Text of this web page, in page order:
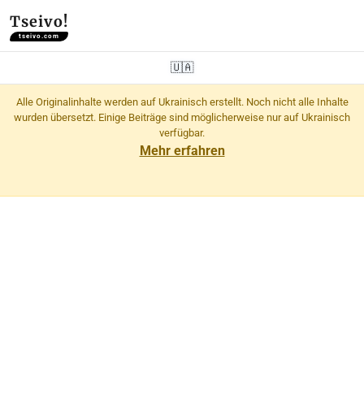
Tseivo!
tseivo.com
🇺🇦
Alle Originalinhalte werden auf Ukrainisch erstellt. Noch nicht alle Inhalte
wurden übersetzt. Einige Beiträge sind möglicherweise nur auf Ukrainisch
verfügbar.
Mehr erfahren